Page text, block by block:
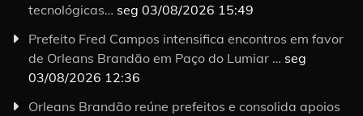
tecnológicas… seg 03/08/2026 15:49
Prefeito Fred Campos intensifica encontros em favor
de Orleans Brandão em Paço do Lumiar … seg
03/08/2026 12:36
Orleans Brandão reúne prefeitos e consolida apoios